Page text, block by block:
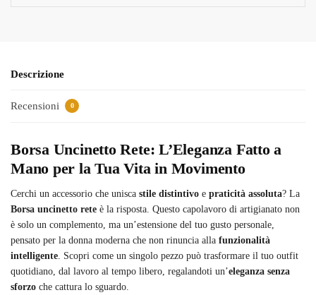
Descrizione
Recensioni 0
Borsa Uncinetto Rete: L’Eleganza Fatto a
Mano per la Tua Vita in Movimento
Cerchi un accessorio che unisca stile distintivo e praticità assoluta? La
Borsa uncinetto rete è la risposta. Questo capolavoro di artigianato non
è solo un complemento, ma un’estensione del tuo gusto personale,
pensato per la donna moderna che non rinuncia alla funzionalità
intelligente. Scopri come un singolo pezzo può trasformare il tuo outfit
quotidiano, dal lavoro al tempo libero, regalandoti un’eleganza senza
sforzo che cattura lo sguardo.